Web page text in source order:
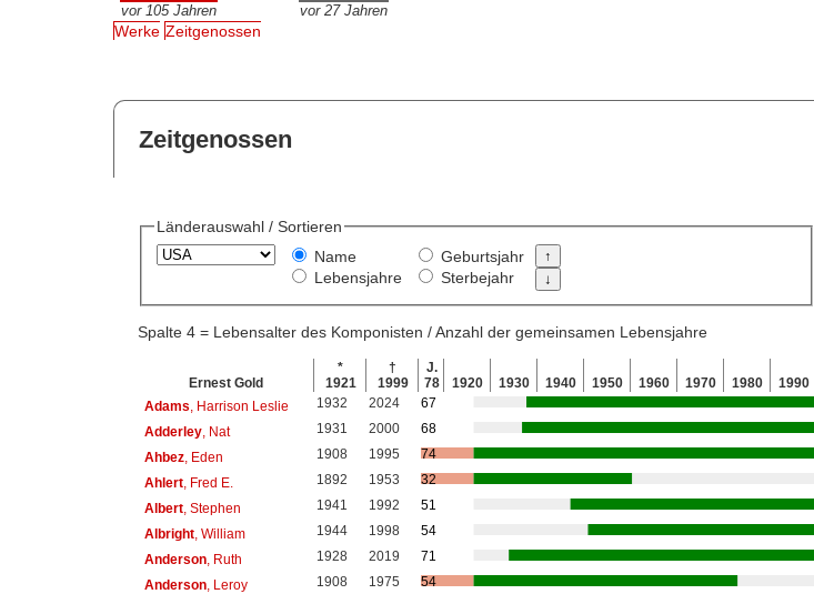
vor 105 Jahren vor 27 Jahren
Werke Zeitgenossen
Zeitgenossen
Länderauswahl / Sortieren
Name
Lebensjahre
Geburtsjahr
Sterbejahr
Spalte 4 = Lebensalter des Komponisten / Anzahl der gemeinsamen Lebensjahre
Ernest Gold
*
1921
†
1999
J.
78
1920 1930 1940 1950 1960 1970 1980 1990
Adams , Harrison Leslie 1932 2024
67
Adderley, Nat 1931 2000
68
Ahbez, Eden 1908 1995
74
Ahlert, Fred E. 1892 1953
32
Albert, Stephen 1941 1992
51
Albright, William 1944 1998
54
Anderson, Ruth 1928 2019
71
Anderson, Leroy 1908 1975
54